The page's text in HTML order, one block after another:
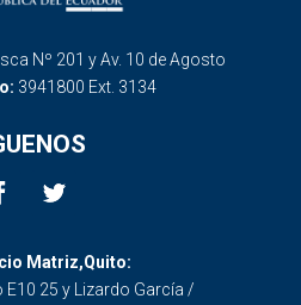
Nº 201 y Av. 10 de Agosto
3941800 Ext. 3134
Matriz,Quito:
25 y Lizardo García /